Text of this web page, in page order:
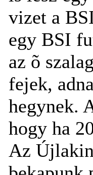
vizet a
egy BSI
az õ
fejek,
hegynek.
hogy ha
Az